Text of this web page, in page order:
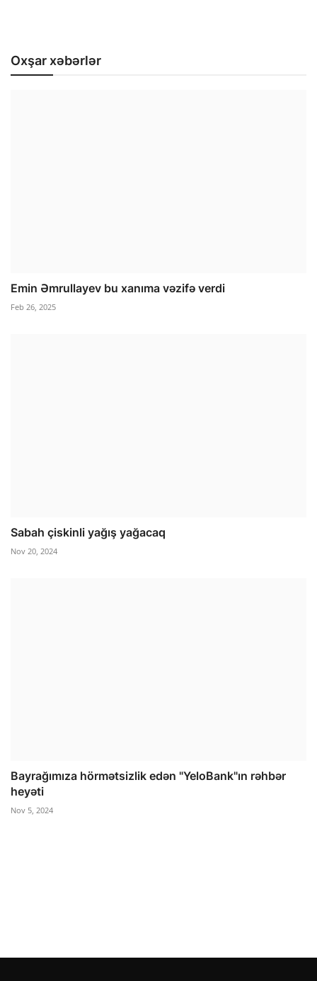
Oxşar xəbərlər
Emin Əmrullayev bu xanıma vəzifə verdi
Feb 26, 2025
Sabah çiskinli yağış yağacaq
Nov 20, 2024
Bayrağımıza hörmətsizlik edən "YeloBank"ın rəhbər
heyəti
Nov 5, 2024